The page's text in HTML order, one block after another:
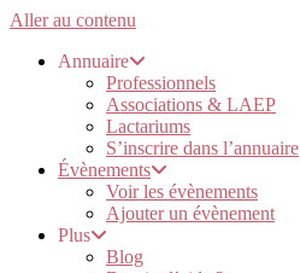
Aller au contenu
Annuaire
Professionnels
Associations & LAEP
Lactariums
S’inscrire dans l’annuaire
Évènements
Voir les évènements
Ajouter un évènement
Plus
Blog